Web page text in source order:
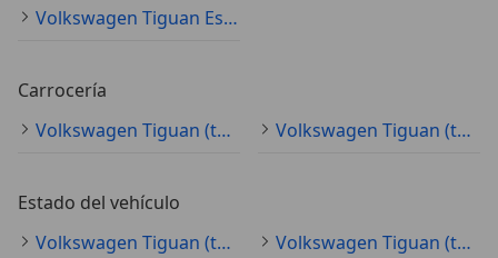
Volkswagen Tiguan Especificaciones técnicas
Carrocería
Volkswagen Tiguan (todo) SUV/4x4/pickup
Volkswagen Tiguan (todo) sedán
Estado del vehículo
Volkswagen Tiguan (todo) ocasión
Volkswagen Tiguan (todo) nuevo